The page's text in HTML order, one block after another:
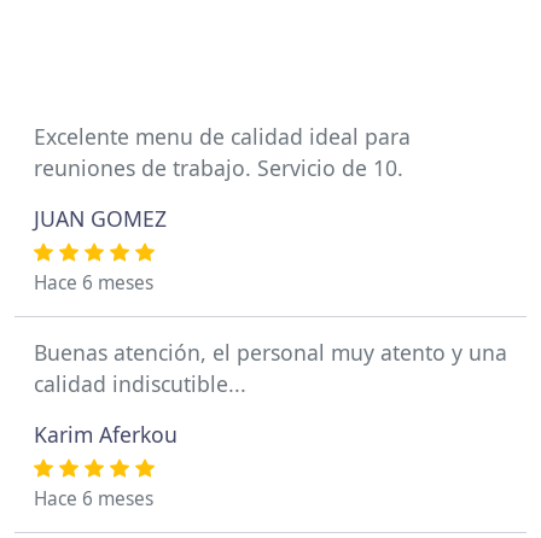
Excelente menu de calidad ideal para
reuniones de trabajo. Servicio de 10.
JUAN GOMEZ
Hace 6 meses
Buenas atención, el personal muy atento y una
calidad indiscutible...
Karim Aferkou
Hace 6 meses